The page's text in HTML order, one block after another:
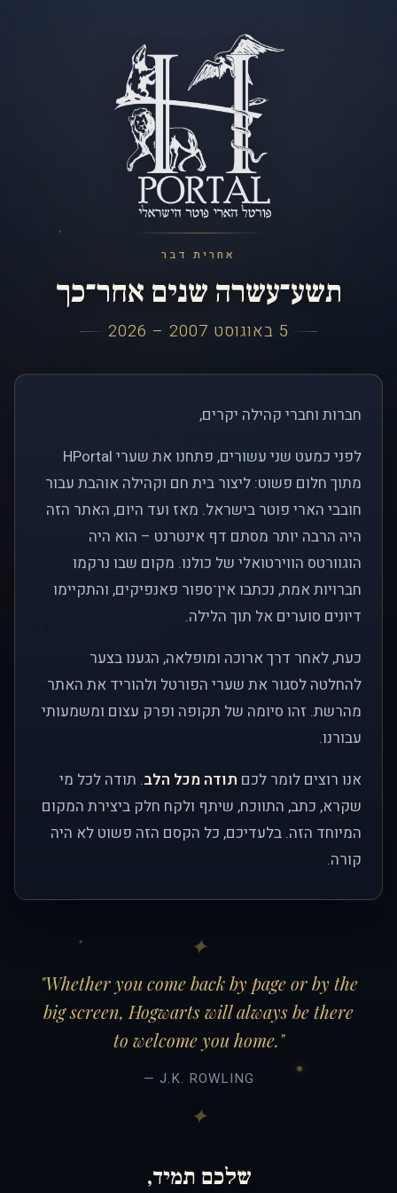
אחרית דבר
תשע־עשרה שנים אחר־כך
5 באוגוסט 2007 – 2026
חברות וחברי קהילה יקרים,
לפני כמעט שני עשורים, פתחנו את שערי HPortal
מתוך חלום פשוט: ליצור בית חם וקהילה אוהבת עבור
חובבי הארי פוטר בישראל. מאז ועד היום, האתר הזה
היה הרבה יותר מסתם דף אינטרנט – הוא היה
הוגוורטס הווירטואלי של כולנו. מקום שבו נרקמו
חברויות אמת, נכתבו אין־ספור פאנפיקים, והתקיימו
דיונים סוערים אל תוך הלילה.
כעת, לאחר דרך ארוכה ומופלאה, הגענו בצער
להחלטה לסגור את שערי הפורטל ולהוריד את האתר
מהרשת. זהו סיומה של תקופה ופרק עצום ומשמעותי
עבורנו.
אנו רוצים לומר לכם תודה מכל הלב. תודה לכל מי
שקרא, כתב, התווכח, שיתף ולקח חלק ביצירת המקום
המיוחד הזה. בלעדיכם, כל הקסם הזה פשוט לא היה
קורה.
"Whether you come back by page or by the
big screen, Hogwarts will always be there
to welcome you home."
— J.K. ROWLING
שלכם תמיד,